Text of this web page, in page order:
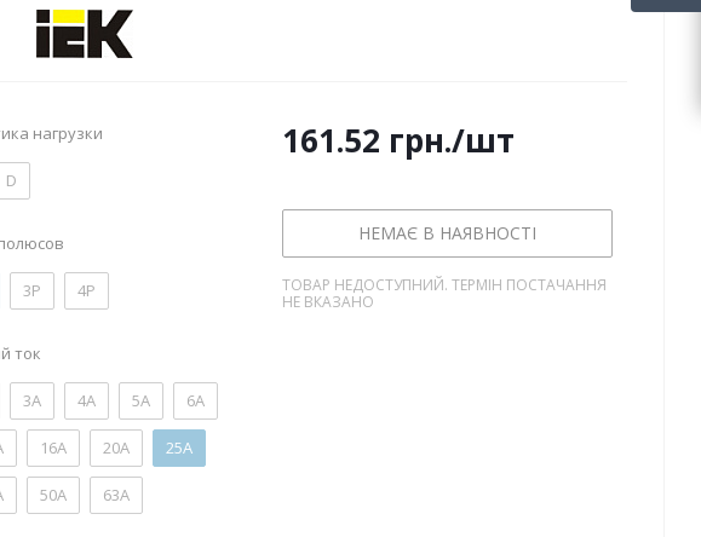
нагрузки
D
3P 4P
ток
3А 4А 5А 6А
16А 20А 25А
50А 63А
161.52 грн./шт
НЕМАЄ В НАЯВНОСТІ
ТОВАР НЕДОСТУПНИЙ. ТЕРМІН ПОСТАЧАННЯ
НЕ ВКАЗАНО